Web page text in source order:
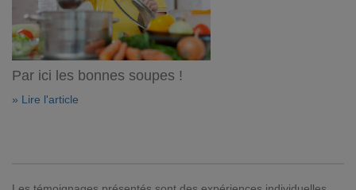
Par ici les bonnes soupes !
» Lire l'article